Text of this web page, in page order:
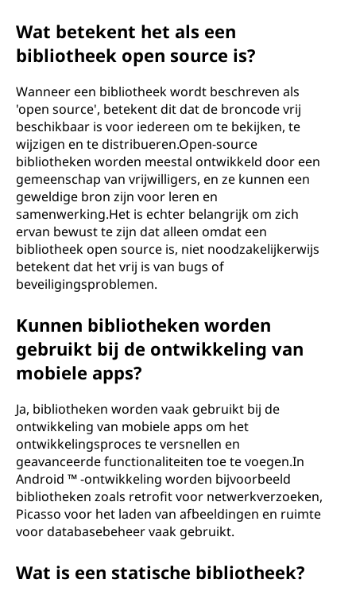
Wat betekent het als een
bibliotheek open source is?
Wanneer een bibliotheek wordt beschreven als
'open source', betekent dit dat de broncode vrij
beschikbaar is voor iedereen om te bekijken, te
wijzigen en te distribueren.Open-source
bibliotheken worden meestal ontwikkeld door een
gemeenschap van vrijwilligers, en ze kunnen een
geweldige bron zijn voor leren en
samenwerking.Het is echter belangrijk om zich
ervan bewust te zijn dat alleen omdat een
bibliotheek open source is, niet noodzakelijkerwijs
betekent dat het vrij is van bugs of
beveiligingsproblemen.
Kunnen bibliotheken worden
gebruikt bij de ontwikkeling van
mobiele apps?
Ja, bibliotheken worden vaak gebruikt bij de
ontwikkeling van mobiele apps om het
ontwikkelingsproces te versnellen en
geavanceerde functionaliteiten toe te voegen.In
Android ™ -ontwikkeling worden bijvoorbeeld
bibliotheken zoals retrofit voor netwerkverzoeken,
Picasso voor het laden van afbeeldingen en ruimte
voor databasebeheer vaak gebruikt.
Wat is een statische bibliotheek?